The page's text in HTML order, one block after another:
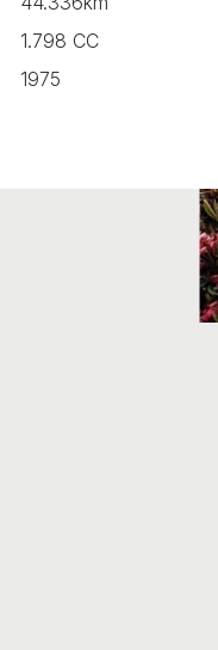
1.798 CC
1975